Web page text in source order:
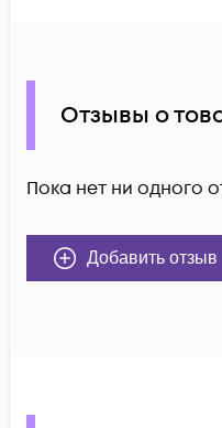
Отзывы о
Пока нет ни одного
Добавить отзыв